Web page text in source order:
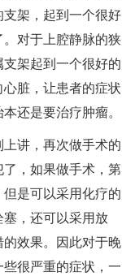
架，起到一个很好
对于上腔静脉的狭
架起到一个很好的
脏，让患者的症状
还是要治疗肿瘤。
讲，再次做手术的
，如果做手术，第
是可以采用化疗的
，还可以采用放
效果。因此对于晚
很严重的症状，一